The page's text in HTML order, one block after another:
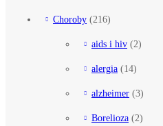
Choroby (216)
aids i hiv (2)
alergia (14)
alzheimer (3)
Borelioza (2)